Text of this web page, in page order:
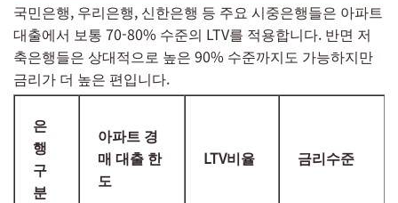
국민은행, 우리은행, 신한은행 등 주요 시중은행들은 아파트
대출에서 보통 70-80% 수준의 LTV를 적용합니다. 반면 저
축은행들은 상대적으로 높은 90% 수준까지도 가능하지만
금리가 더 높은 편입니다.
은
행
구
분
아파트 경
매 대출 한
도
LTV비율 금리수준